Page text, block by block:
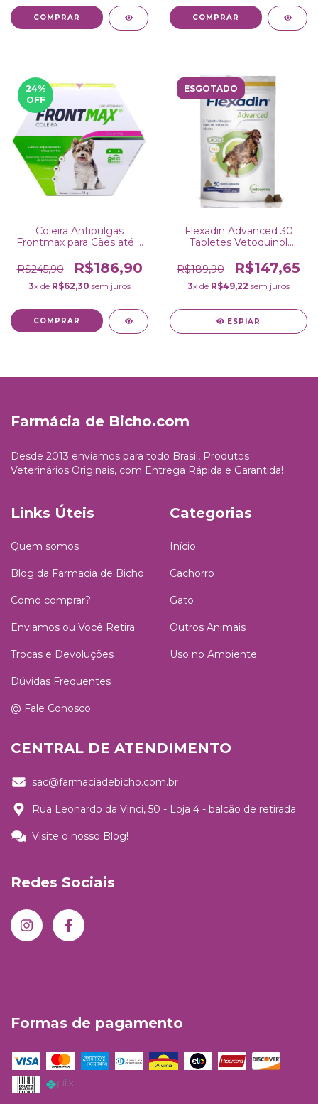
24%
OFF
Coleira Antipulgas
Frontmax para Cães até 4
R$245,90
R$186,90
3x de R$62,30 sem juros
ESGOTADO
Flexadin Advanced 30
Tabletes Vetoquinol
R$189,90
R$147,65
3x de R$49,22 sem juros
ESPIAR
Farmácia de Bicho.com
Desde 2013 enviamos para todo Brasil, Produtos
Veterinários Originais, com Entrega Rápida e Garantida!
Links Úteis
Quem somos
Blog da Farmacia de Bicho
Como comprar?
Enviamos ou Você Retira
Trocas e Devoluções
Dúvidas Frequentes
@ Fale Conosco
Categorias
Início
Cachorro
Gato
Outros Animais
Uso no Ambiente
CENTRAL DE ATENDIMENTO
sac@farmaciadebicho.com.br
Rua Leonardo da Vinci, 50 - Loja 4 - balcão de retirada
Visite o nosso Blog!
Redes Sociais
Formas de pagamento